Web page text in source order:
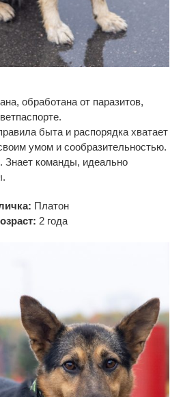
обработана от паразитов,
ветпаспорте.
быта и распорядка хватает
умом и сообразительностью.
Знает команды, идеально
Платон
2 года